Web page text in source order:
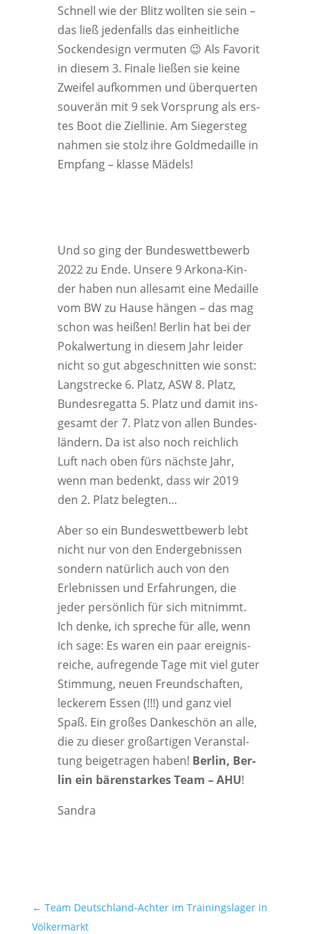
Schnell wie der Blitz woll­ten sie sein –
das ließ jeden­falls das ein­heit­li­che
Socken­de­sign ver­mu­ten 😉 Als Favo­rit
in die­sem 3. Fina­le lie­ßen sie kei­ne
Zwei­fel auf­kom­men und über­quer­ten
sou­ve­rän mit 9 sek Vor­sprung als ers­
tes Boot die Ziel­li­nie. Am Sie­ger­steg
nah­men sie stolz ihre Gold­me­dail­le in
Emp­fang – klas­se Mädels!
Und so ging der Bun­des­wett­be­werb
2022 zu Ende. Unse­re 9 Arko­na-Kin­
der haben nun alle­samt eine Medail­le
vom BW zu Hau­se hän­gen – das mag
schon was hei­ßen! Ber­lin hat bei der
Pokal­wer­tung in die­sem Jahr lei­der
nicht so gut abge­schnit­ten wie sonst:
Lang­stre­cke 6. Platz, ASW 8. Platz,
Bun­des­re­gat­ta 5. Platz und damit ins­
ge­samt der 7. Platz von allen Bun­des­
län­dern. Da ist also noch reich­lich
Luft nach oben fürs nächs­te Jahr,
wenn man bedenkt, dass wir 2019
den 2. Platz belegten…
Aber so ein Bun­des­wett­be­werb lebt
nicht nur von den End­ergeb­nis­sen
son­dern natür­lich auch von den
Erleb­nis­sen und Erfah­run­gen, die
jeder per­sön­lich für sich mit­nimmt.
Ich den­ke, ich spre­che für alle, wenn
ich sage: Es waren ein paar ereig­nis­
rei­che, auf­re­gen­de Tage mit viel guter
Stim­mung, neu­en Freund­schaf­ten,
lecke­rem Essen (!!!) und ganz viel
Spaß. Ein gro­ßes Dan­ke­schön an alle,
die zu die­ser groß­ar­ti­gen Ver­an­stal­
tung bei­getra­gen haben! Ber­lin, Ber­
lin ein bären­star­kes Team – AHU!
San­dra
← Team Deutschland-Achter im Trainingslager in
Völkermarkt